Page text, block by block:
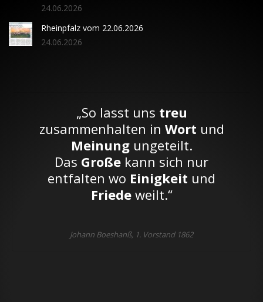
24.06.2026
Rheinpfalz vom 22.06.2026
24.06.2026
„So lasst uns treu
zusammenhalten in Wort und
Meinungungeteilt.
Das Große kann sich nur
entfalten wo Einigkeit und
Friedeweilt.“
Johann Boeshanß, 1. Vorstand 1862